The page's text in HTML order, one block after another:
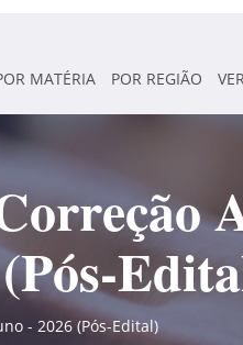
MATÉRIA POR REGIÃO
- 2026 (Pós-Edital)